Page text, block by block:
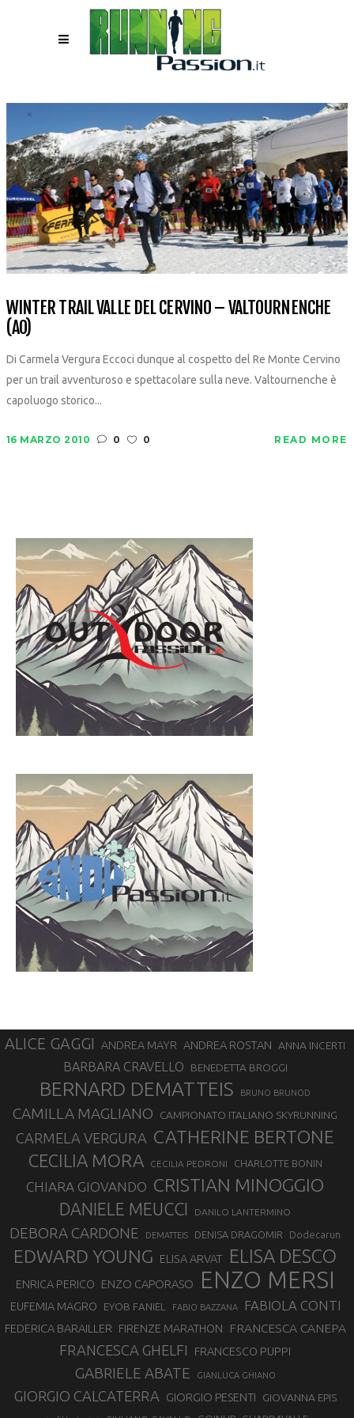
WINTER TRAIL VALLE DEL CERVINO – VALTOURNENCHE
(AO)
Di Carmela Vergura Eccoci dunque al cospetto del Re Monte Cervino
per un trail avventuroso e spettacolare sulla neve. Valtournenche è
capoluogo storico...
16 MARZO 2010 0 0 READ MORE
ALICE GAGGI ANDREA MAYR ANDREA ROSTAN ANNA INCERTI
BARBARA CRAVELLO BENEDETTA BROGGI
BERNARD DEMATTEIS BRUNO BRUNOD
CAMILLA MAGLIANO CAMPIONATO ITALIANO SKYRUNNING
CARMELA VERGURA CATHERINE BERTONE
CECILIA MORA CECILIA PEDRONI CHARLOTTE BONIN
CHIARA GIOVANDO CRISTIAN MINOGGIO
DANIELE MEUCCI DANILO LANTERMINO
DEBORA CARDONE DEMATTEIS DENISA DRAGOMIR Dodecarun
EDWARD YOUNG ELISA ARVAT ELISA DESCO
ENRICA PERICO ENZO CAPORASO ENZO MERSI
EUFEMIA MAGRO EYOB FANIEL FABIO BAZZANA FABIOLA CONTI
FEDERICA BARAILLER FIRENZE MARATHON FRANCESCA CANEPA
FRANCESCA GHELFI FRANCESCO PUPPI
GABRIELE ABATE GIANLUCA GHIANO
GIORGIO CALCATERRA GIORGIO PESENTI GIOVANNA EPIS